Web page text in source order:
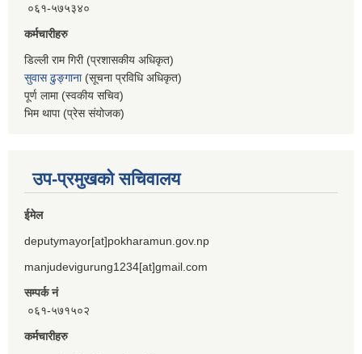
०६१-५७५३४०
कर्मचारीहरु
डिल्ली राम गिरी (प्रशासकीय अधिकृत)
सुवास ढुङ्गाना(सूचना प्रविधि अधिकृत)
पूर्ण लामा (स्वकीय सचिव)
भिम थापा (प्रेस संयोजक)
उप-प्रमुखको सचिवालय
ईमेल
deputymayor[at]pokharamun.gov.np
manjudevigurung1234[at]gmail.com
सम्पर्क नं
०६१-५७१५०२
कर्मचारीहरु